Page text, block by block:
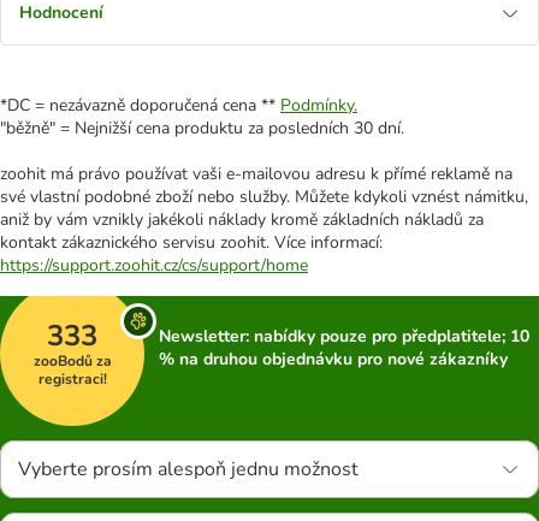
Hodnocení
*DC = nezávazně doporučená cena ** Podmínky.
"běžně" = Nejnižší cena produktu za posledních 30 dní.
zoohit má právo používat vaši e-mailovou adresu k přímé reklamě na
své vlastní podobné zboží nebo služby. Můžete kdykoli vznést námitku,
aniž by vám vznikly jakékoli náklady kromě základních nákladů za
kontakt zákaznického servisu zoohit. Více informací:
https://support.zoohit.cz/cs/support/home
333
zooBodů za
registraci!
Newsletter: nabídky pouze pro předplatitele; 10
% na druhou objednávku pro nové zákazníky
Vyberte prosím alespoň jednu možnost